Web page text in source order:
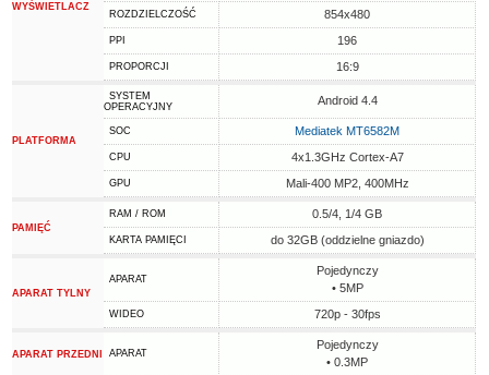
WYŚWIETLACZ
ROZDZIELCZOŚĆ 854x480
PPI 196
PROPORCJI 16:9
PLATFORMA
SYSTEM
OPERACYJNY
Android 4.4
SOC Mediatek MT6582M
CPU 4x1.3GHz Cortex-A7
GPU Mali-400 MP2, 400MHz
PAMIĘĆ
RAM / ROM 0.5/4, 1/4 GB
KARTA PAMIĘCI do 32GB (oddzielne gniazdo)
APARAT TYLNY
APARAT
Pojedynczy
• 5MP
WIDEO 720p - 30fps
APARAT PRZEDNI APARAT
Pojedynczy
• 0.3MP